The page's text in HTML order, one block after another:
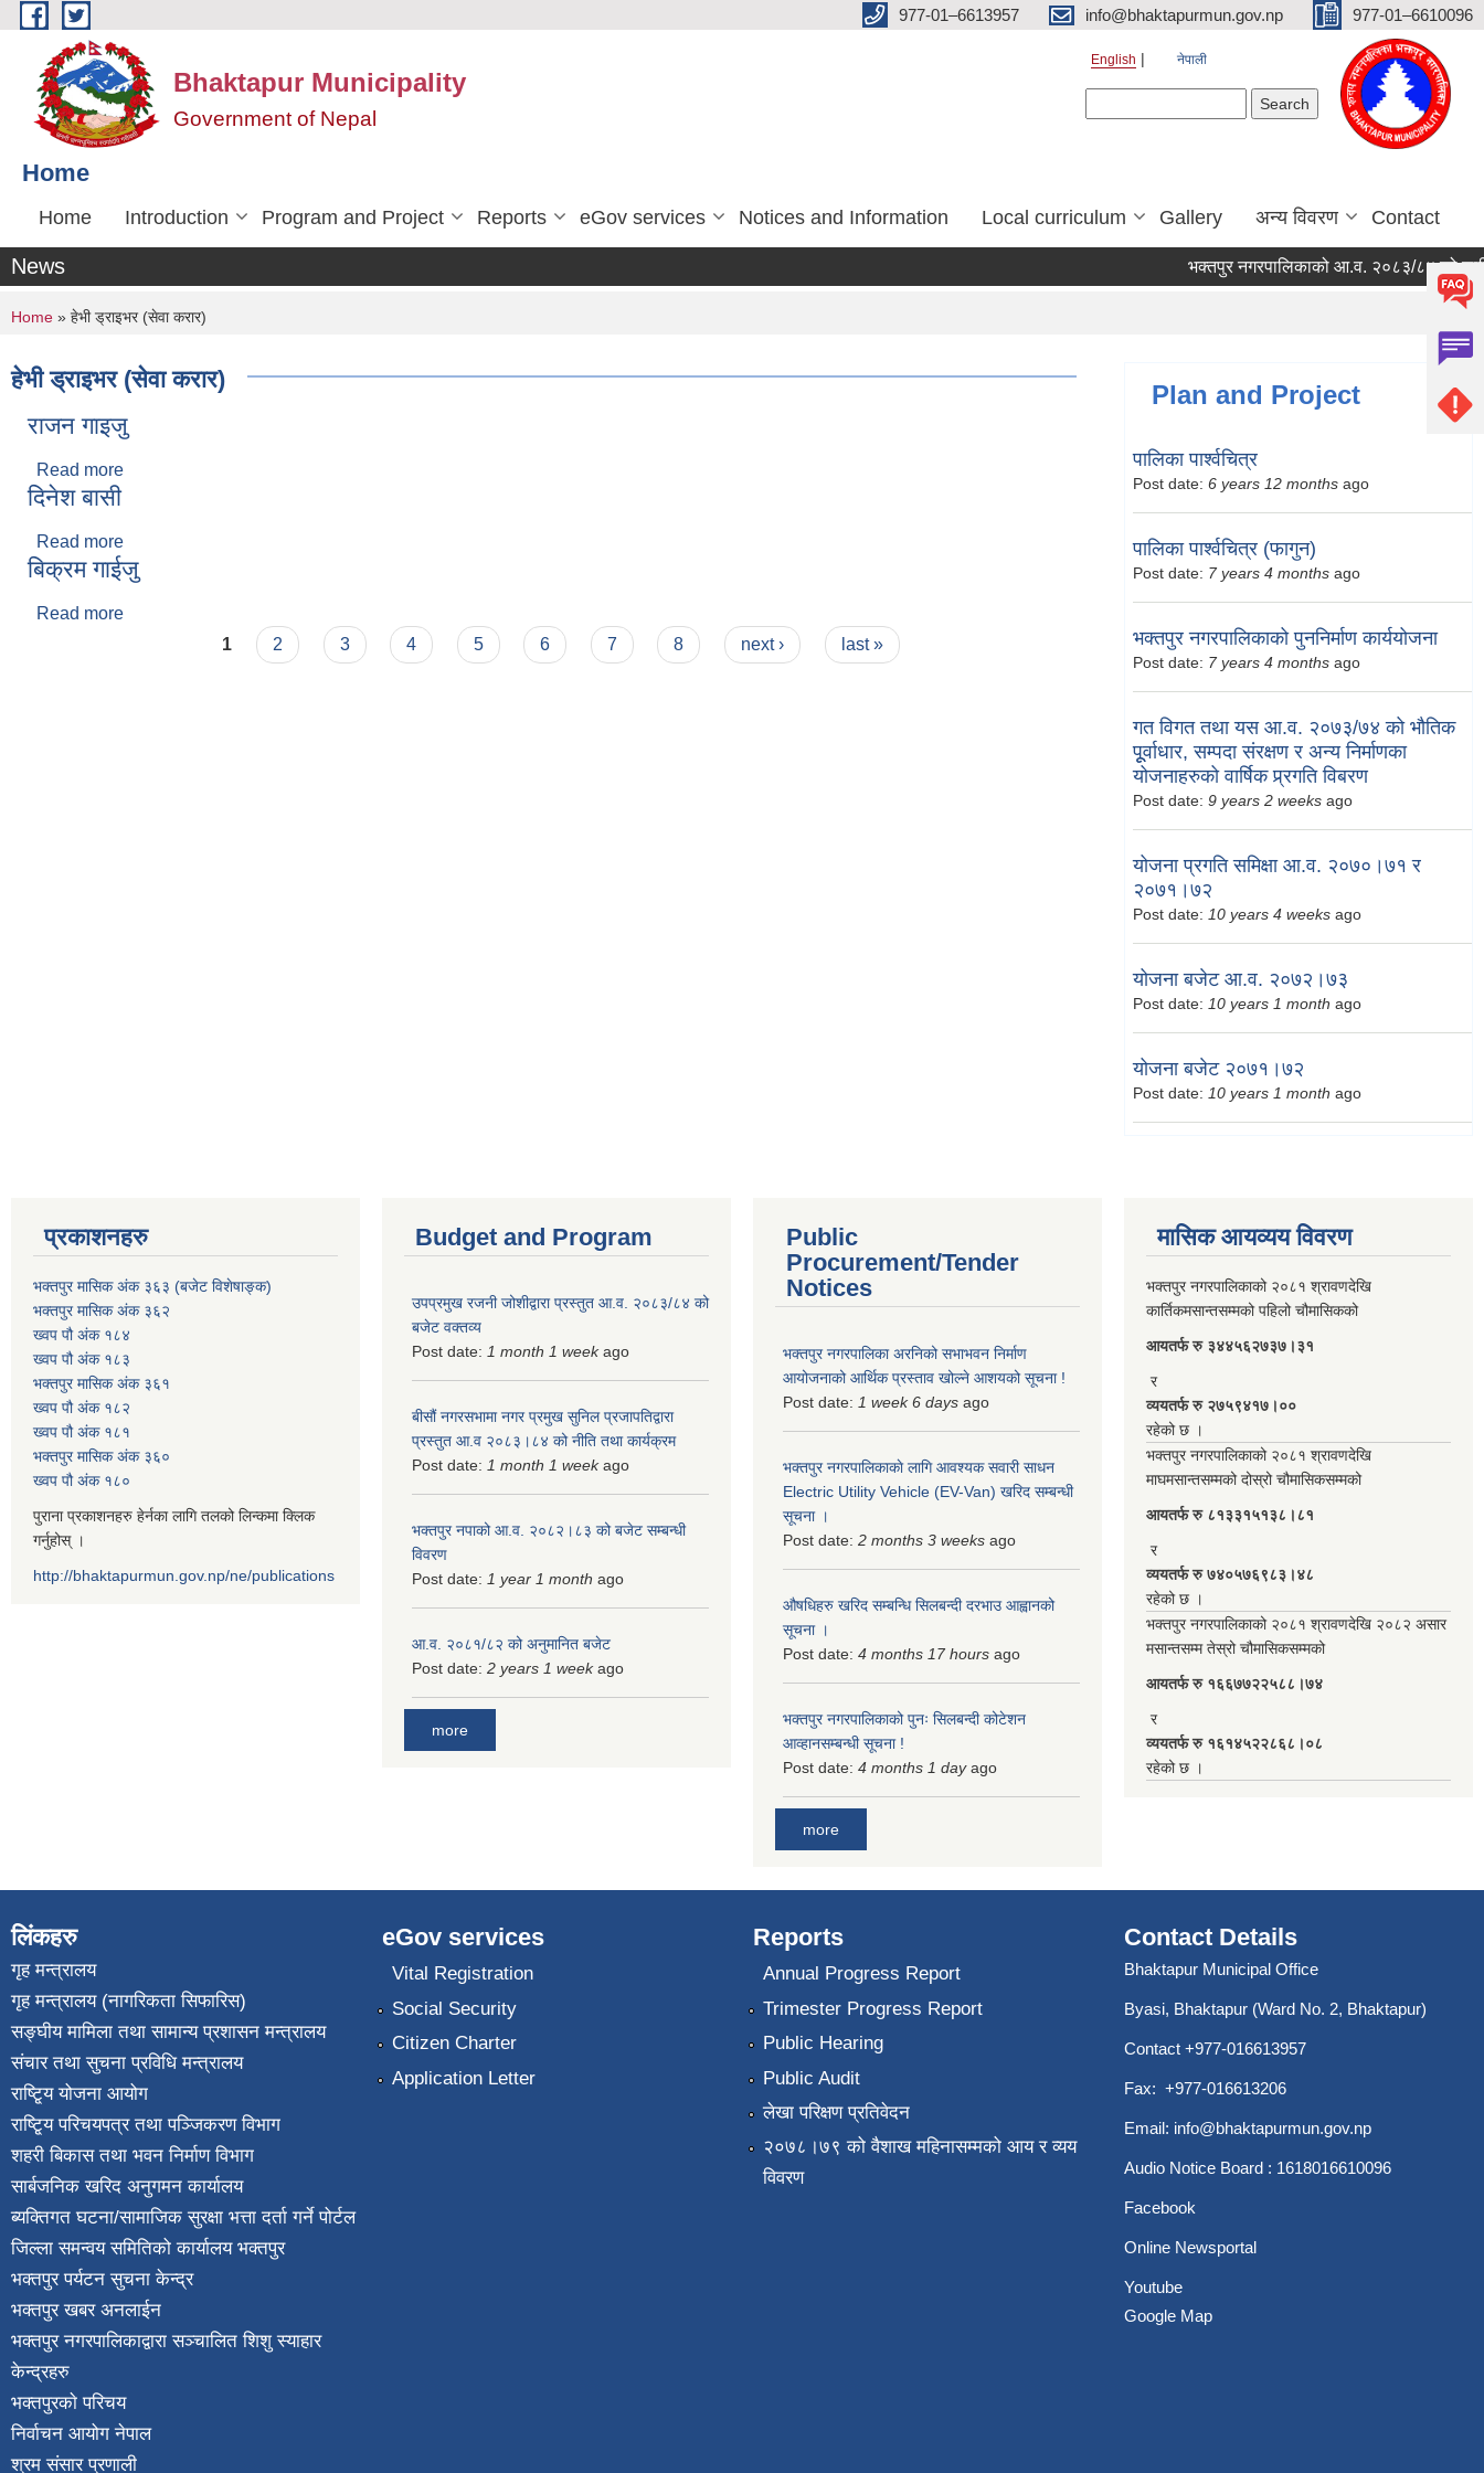
Skip to main content 977-01–6613957 info@bhaktapurmun.gov.np 977-01–6610096
Bhaktapur Municipality
Government of Nepal
English नेपाली
Home
Home Introduction Program and Project Reports eGov services Notices and Information Local curriculum Gallery अन्य विवरण Contact
News भक्तपुर नगरपालिकाको आ.व. २०८३/८४ को लागि
You are here
Home » हेभी ड्राइभर (सेवा करार)
हेभी ड्राइभर (सेवा करार)
राजन गाइजु
Read more
दिनेश बासी
Read more
बिक्रम गाईजु
Read more
1 2 3 4 5 6 7 8 next › last »
Plan and Project
पालिका पार्श्वचित्र
Post date: 6 years 12 months ago
पालिका पार्श्वचित्र (फागुन)
Post date: 7 years 4 months ago
भक्तपुर नगरपालिकाको पुननिर्माण कार्ययोजना
Post date: 7 years 4 months ago
गत विगत तथा यस आ.व. २०७३/७४ को भौतिक
पूूर्वाधार, सम्पदा संरक्षण र अन्य निर्माणका
योजनाहरुको वार्षिक प्र्रगति विबरण
Post date: 9 years 2 weeks ago
योजना प्रगति समिक्षा आ.व. २०७०।७१ र
२०७१।७२
Post date: 10 years 4 weeks ago
योजना बजेट आ.व. २०७२।७३
Post date: 10 years 1 month ago
योजना बजेट २०७१।७२
Post date: 10 years 1 month ago
प्रकाशनहरु
भक्तपुर मासिक अंक ३६३ (बजेट विशेषाङ्क)
भक्तपुर मासिक अंक ३६२
ख्वप पौ अंक १८४
ख्वप पौ अंक १८३
भक्तपुर मासिक अंक ३६१
ख्वप पौ अंक १८२
ख्वप पौ अंक १८१
भक्तपुर मासिक अंक ३६०
ख्वप पौ अंक १८०
पुराना प्रकाशनहरु हेर्नका लागि तलको लिन्कमा क्लिक
गर्नुहोस् ।
http://bhaktapurmun.gov.np/ne/publications
Budget and Program
उपप्रमुख रजनी जोशीद्वारा प्रस्तुत आ.व. २०८३/८४ को
बजेट वक्तव्य
Post date: 1 month 1 weekago
बीसौं नगरसभामा नगर प्रमुख सुनिल प्रजापतिद्वारा
प्रस्तुत आ.व‍ २०८३।८४ को नीति तथा कार्यक्रम
Post date: 1 month 1 weekago
भक्तपुर नपाको आ.व. २०८२।८३ को बजेट सम्बन्धी
विवरण
Post date: 1 year 1 month ago
आ.व. २०८१/८२ को अनुमानित बजेट
Post date: 2 years 1 weekago
more
Public
Procurement/Tender
Notices
भक्तपुर नगरपालिका अरनिको सभाभवन निर्माण
आयोजनाको आर्थिक प्रस्ताव खोल्ने आशयको सूचना !
Post date: 1 week 6 days ago
भक्तपुर नगरपालिकाकाे लागि आवश्यक सवारी साधन
Electric Utility Vehicle (EV-Van) खरिद सम्बन्धी
सूचना ।
Post date: 2 months 3 weeks ago
औषधिहरु खरिद सम्बन्धि सिलबन्दी दरभाउ आह्वानको
सूचना ।
Post date: 4 months 17 hours ago
भक्तपुर नगरपालिकाको पुनः सिलबन्दी कोटेशन
आव्हानसम्बन्धी सूचना !
Post date: 4 months 1 dayago
more
मासिक आयव्यय विवरण
भक्तपुर नगरपालिकाको २०८१ श्रावणदेखि
कार्तिकमसान्तसम्मको पहिलो चौमासिकको
आयतर्फ रु‌ ३४४५६२७३७।३१
र
व्ययतर्फ रु २७५९४१७।००
रहेको छ ।
भक्तपुर नगरपालिकाको २०८१ श्रावणदेखि
माघमसान्तसम्मको दोस्रो चौमासिकसम्मको
आयतर्फ रु‌ ८१३३१५१३८।८१
र
व्ययतर्फ रु ७४०५७६९८३।४८
रहेको छ ।
भक्तपुर नगरपालिकाको २०८१ श्रावणदेखि २०८२ असार
मसान्तसम्म तेस्रो चौमासिकसम्मको
आयतर्फ रु‌ १६६७७२२५८८।७४
र
व्ययतर्फ रु १६१४५२२८६८।०८
रहेको छ ।
लिंकहरु
गृह मन्त्रालय
गृह मन्त्रालय (नागरिकता सिफारिस)
सङ्घीय मामिला तथा सामान्य प्रशासन मन्त्रालय
संचार तथा सुचना प्रविधि मन्त्रालय
राष्टि्ृय योजना आयोग
राष्टि्ृय परिचयपत्र तथा पञ्जिकरण विभाग
शहरी बिकास तथा भवन निर्माण विभाग
सार्बजनिक खरिद अनुगमन कार्यालय
ब्यक्तिगत घटना/सामाजिक सुरक्षा भत्ता दर्ता गर्ने पोर्टल
जिल्ला समन्वय समितिको कार्यालय भक्तपुर
भक्तपुर पर्यटन सुचना केन्द्र
भक्तपुर खबर अनलाईन
भक्तपुर नगरपालिकाद्वारा सञ्चालित शिशु स्याहार
केन्द्रहरु
भक्तपुरकाे परिचय
निर्वाचन आयोग नेपाल
श्रम संसार प्रणाली
eGov services
Vital Registration
Social Security
Citizen Charter
Application Letter
Reports
Annual Progress Report
Trimester Progress Report
Public Hearing
Public Audit
लेखा परिक्षण प्रतिवेदन
२०७८।७९ को वैशाख महिनासम्मको आय र व्यय
विवरण
Contact Details
Bhaktapur Municipal Office
Byasi, Bhaktapur (Ward No. 2, Bhaktapur)
Contact +977-016613957
Fax: +977-016613206
Email: info@bhaktapurmun.gov.np
Audio Notice Board : 1618016610096
Facebook
Online Newsportal
Youtube
Google Map